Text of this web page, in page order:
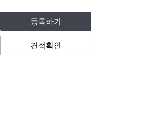
등록하기
견적확인